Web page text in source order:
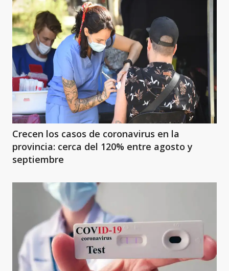
Crecen los casos de coronavirus en la
provincia: cerca del 120% entre agosto y
septiembre